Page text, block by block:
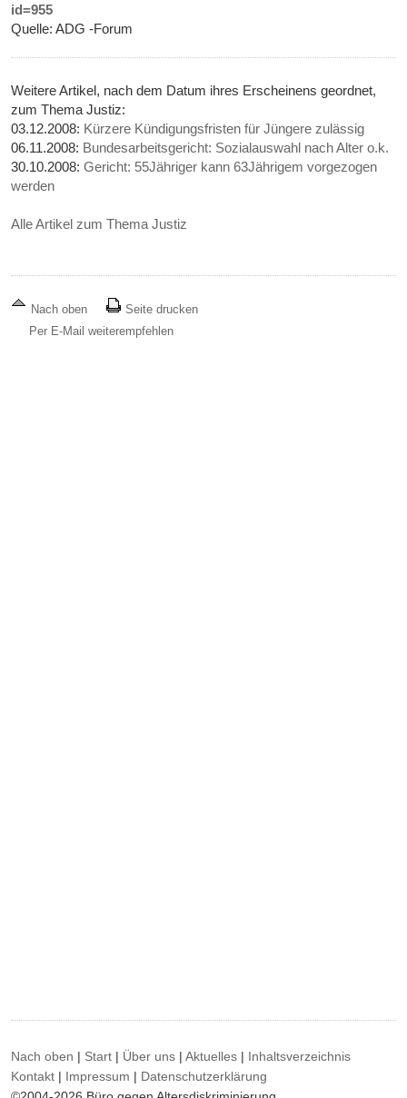
id=955
Quelle: ADG -Forum
Weitere Artikel, nach dem Datum ihres Erscheinens geordnet,
zum Thema Justiz:
03.12.2008: Kürzere Kündigungsfristen für Jüngere zulässig
06.11.2008: Bundesarbeitsgericht: Sozialauswahl nach Alter o.k.
30.10.2008:Gericht: 55Jähriger kann 63Jährigem vorgezogen
werden
Alle Artikel zum Thema Justiz
Nach oben
Seite drucken
Per E-Mail weiterempfehlen
Nach oben | Start | Über uns |Aktuelles | Inhaltsverzeichnis
Kontakt | Impressum | Datenschutzerklärung